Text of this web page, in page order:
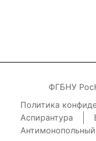
ФГБНУ
Политика
Аспирантура